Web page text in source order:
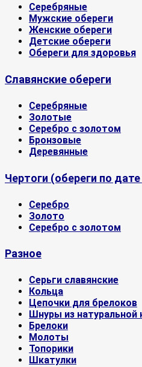
Серебряные
Мужские обереги
Женские обереги
Детские обереги
Обереги для здоровья
Славянские обереги
Серебряные
Золотые
Серебро с золотом
Бронзовые
Деревянные
Чертоги (обереги по
Серебро
Золото
Серебро с золотом
Разное
Серьги славянские
Кольца
Цепочки для брелоков
Шнуры из натуральной
Брелоки
Молоты
Топорики
Шкатулки